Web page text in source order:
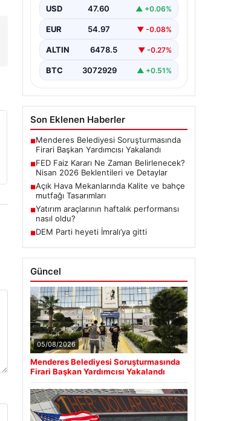
ve Detaylar
Ekonomik göstergelerin yanı sıra
küresel piyasaların da yakından
takip ettiği FED faiz kararı,
yatırımcıların…
USD 47.60 ▲ +0.06%
EUR 54.97 ▼ -0.08%
ALTIN 6478.5 ▼ -0.27%
BTC 3072929 ▲ +0.51%
Son Eklenen Haberler
■Menderes Belediyesi Soruşturmasında
Firari Başkan Yardımcısı Yakalandı
■FED Faiz Kararı Ne Zaman Belirlenecek?
Nisan 2026 Beklentileri ve Detaylar
■Açık Hava Mekanlarında Kalite ve bahçe
mutfağı Tasarımları
■Yatırım araçlarının haftalık performansı
nasıl oldu?
■DEM Parti heyeti İmralı’ya gitti
Güncel
05/08/2026
Menderes Belediyesi Soruşturmasında
Firari Başkan Yardımcısı Yakalandı